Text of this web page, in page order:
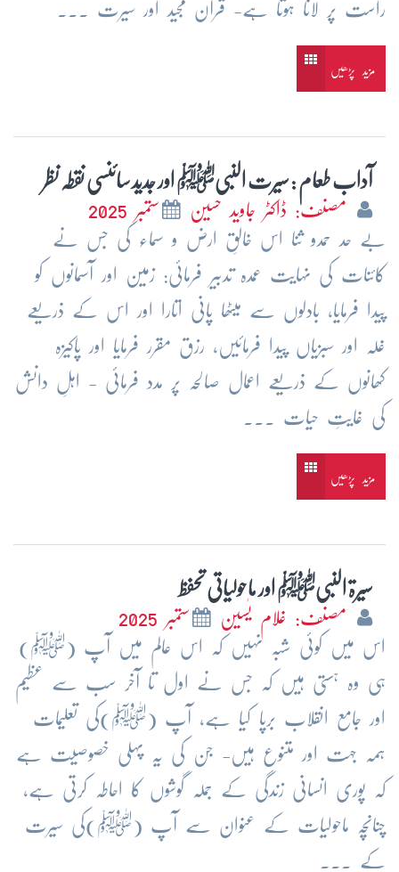
راست پر لانا ہوتا ہے- قرآن مجید اور سیرت ...
مزید پڑھیں
آداب طعام : سیرت النبیﷺ اور جدید سائنسی نقطہ نظر
مصنف: ڈاکٹر جاوید حسین
ستمبر 2025
بے حد حمدو ثنا اس خالقِ ارض و سماء کی جس نے
کائنات کی نہایت عمدہ تدبیر فرمائی: زمین اور آسمانوں کو
پیدا فرمایا، بادلوں سے میٹھا پانی اتارا اور اس کے ذریعے
غلہ اور سبزیاں پیدا فرمائیں، رزق مقرر فرمایا اور پاکیزہ
کھانوں کے ذریعے اعمال صالحہ پر مدد فرمائی - اہلِ دانش
کی غایتِ حیات ...
مزید پڑھیں
سیرۃ النبیﷺ اور ماحولیاتی تحفظ
مصنف: غلام یٰسین
ستمبر 2025
اس میں کوئی شبہ نہیں کہ اس عالم میں آپ (ﷺ)
ہی وہ ہستی ہیں کہ جس نے اول تا آخر سب سے عظیم
اور جامع انقلاب برپا کیا ہے، آپ (ﷺ)کی تعلیمات
ہمہ جہت اور متنوع ہیں- جن کی یہ پہلی خصوصیت ہے
کہ پوری انسانی زندگی کے جملہ گوشوں کا احاطہ کرتی ہے،
چنانچہ ماحولیات کے عنوان سے آپ (ﷺ)کی سیرت
کے ...